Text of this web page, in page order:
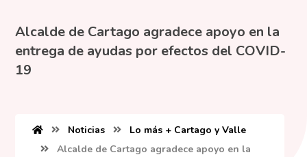
Alcalde de Cartago agradece apoyo en la
entrega de ayudas por efectos del COVID-
19
Noticias
Lo más + Cartago y Valle
Alcalde de Cartago agradece apoyo en la